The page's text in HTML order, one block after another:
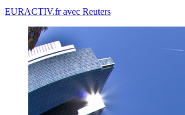
EURACTIV.fr avec Reuters